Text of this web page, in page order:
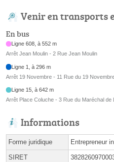
Venir en transports
En bus
Ligne 608, à 552 m
Arrêt Jean Moulin - 2 Rue Jean Moulin
Ligne 1, à 296 m
Arrêt 19 Novembre - 11 Rue du 19
Ligne 15, à 642 m
Arrêt Place Coluche - 3 Rue du Maréchal de
Informations
Forme juridique Entrepreneur
SIRET